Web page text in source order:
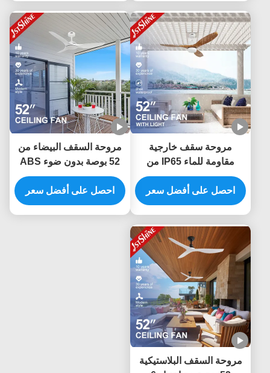
مروحة سقف خارجية
مقاومة للماء IP65 من
البلاستيك ABS مع شفرات
52 بوصة وجهاز تحكم عن
بعد
احصل على أفضل سعر
مروحة السقف البيضاء من
52 بوصة بدون ضوء ABS
Blade Smart APP
Control
احصل على أفضل سعر
مروحة السقف البلاستيكية